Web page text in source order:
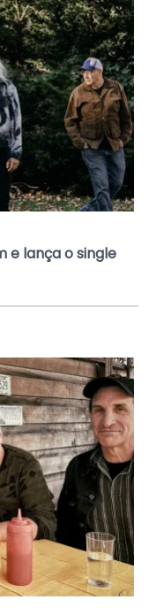
e lança o single